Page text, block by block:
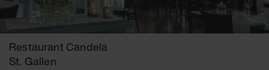
Restaurant Candela
St. Gallen